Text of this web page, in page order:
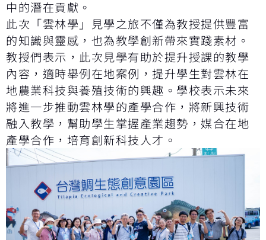
中的潛在貢獻。
此次「雲林學」見學之旅不僅為教授提供豐富
的知識與靈感，也為教學創新帶來實踐素材。
教授們表示，此次見學有助於提升授課的教學
內容，適時舉例在地案例，提升學生對雲林在
地農業科技與養殖技術的興趣。學校表示未來
將進一步推動雲林學的產學合作，將新興技術
融入教學，幫助學生掌握產業趨勢，媒合在地
產學合作，培育創新科技人才。